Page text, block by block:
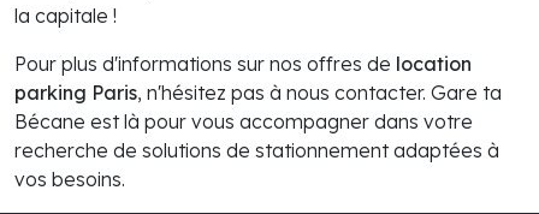
la capitale !
Pour plus d'informations sur nos offres de location
parking Paris, n'hésitez pas à nous contacter. Gare ta
Bécane est là pour vous accompagner dans votre
recherche de solutions de stationnement adaptées à
vos besoins.